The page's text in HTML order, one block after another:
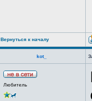
Вернуться к началу
kot_
Любитель